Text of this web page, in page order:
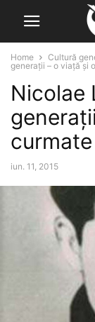
Home Cultură
generații – o viață și
Nicolae
iun. 11, 2015